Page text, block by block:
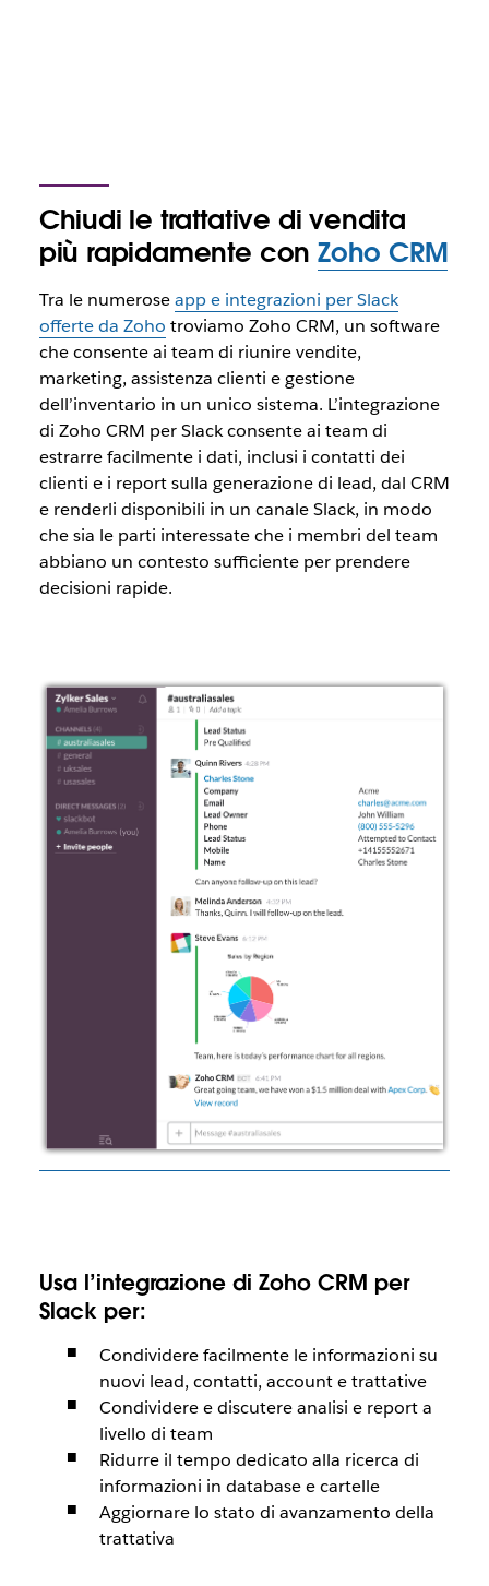
Chiudi le trattative di vendita
più rapidamente con Zoho CRM
Tra le numeroseapp e integrazioni per Slack
offerte da Zoho troviamo Zoho CRM, un software
che consente ai team di riunire vendite,
marketing, assistenza clienti e gestione
dell’inventario in un unico sistema. L’integrazione
di Zoho CRM per Slack consente ai team di
estrarre facilmente i dati, inclusi i contatti dei
clienti e i report sulla generazione di lead, dal CRM
e renderli disponibili in un canale Slack, in modo
che sia le parti interessate che i membri del team
abbiano un contesto sufficiente per prendere
decisioni rapide.
Usa l’integrazione di Zoho CRM per
Slack per:
Condividere facilmente le informazioni su
nuovi lead, contatti, account e trattative
Condividere e discutere analisi e report a
livello di team
Ridurre il tempo dedicato alla ricerca di
informazioni in database e cartelle
Aggiornare lo stato di avanzamento della
trattativa